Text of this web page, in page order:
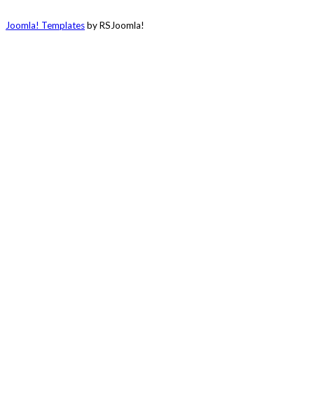
Joomla! Templatesby RSJoomla!